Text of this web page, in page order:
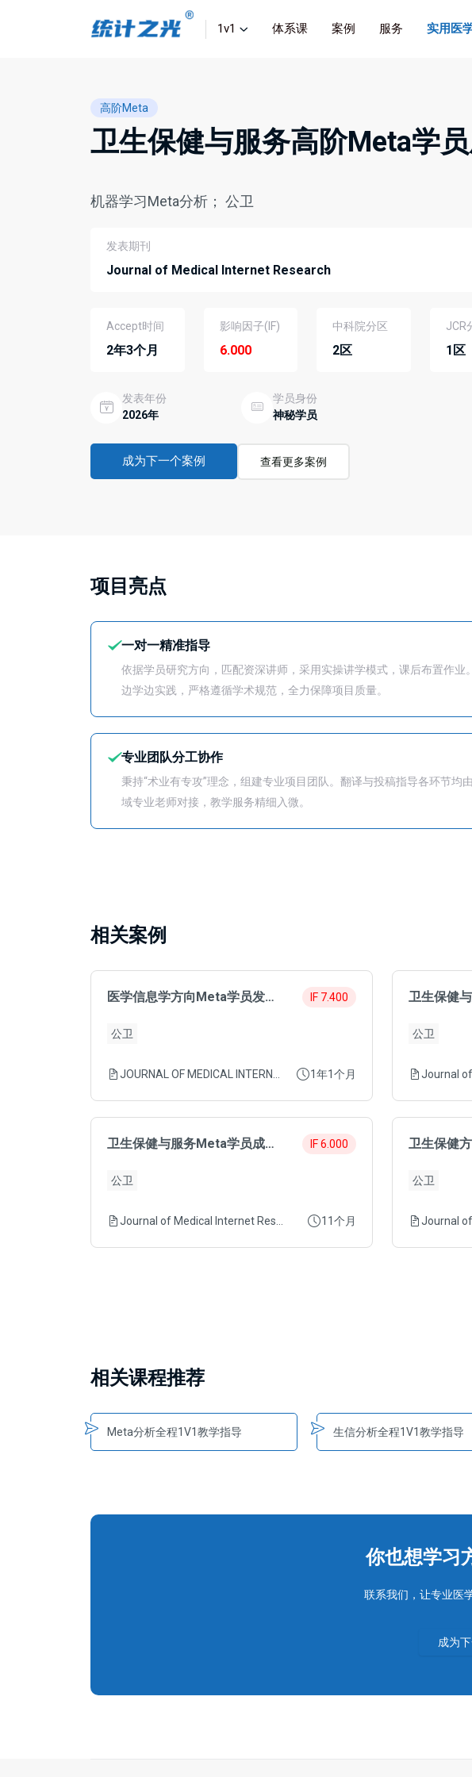
1v1 体系课 案例 服务 实用医
高阶Meta
卫生保健与服务高阶Meta学
机器学习Meta分析； 公卫
发表期刊
Journal of Medical Internet Research
Accept时间
2年3个月
影响因子(IF)
6.000
中科院分区
2区
JCR
1区
发表年份
2026年
学员身份
神秘学员
成为下一个案例 查看更多案例
项目亮点
一对一精准指导
依据学员研究方向，匹配资深讲师，采用实操讲学模式，课后布置作业
边学边实践，严格遵循学术规范，全力保障项目质量。
专业团队分工协作
秉持“术业有专攻”理念，组建专业项目团队。翻译与投稿指导各环节均
域专业老师对接，教学服务精细入微。
相关案例
医学信息学方向Meta学员发表7.4分SCI IF 7.400
公卫
1年1个月
公卫
卫生保健与服务Meta学员成功发表6.0分SCI IF 6.000
公卫
11个月
公卫
相关课程推荐
Meta分析全程1V1教学指导 生信分析全程1V1教学指导
你也想学习
联系我们，让专业医
成为